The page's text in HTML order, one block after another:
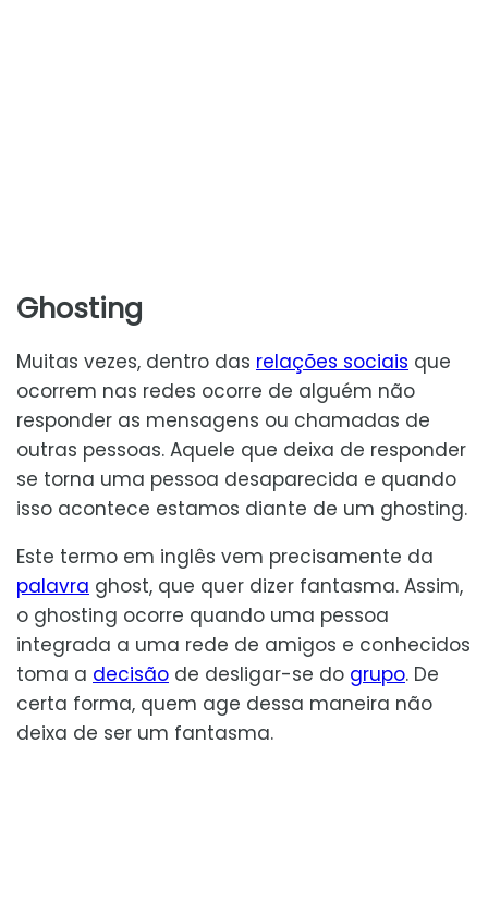
Ghosting
Muitas vezes, dentro das relações sociais que
ocorrem nas redes ocorre de alguém não
responder as mensagens ou chamadas de
outras pessoas. Aquele que deixa de responder
se torna uma pessoa desaparecida e quando
isso acontece estamos diante de um ghosting.
Este termo em inglês vem precisamente da
palavra ghost, que quer dizer fantasma. Assim,
o ghosting ocorre quando uma pessoa
integrada a uma rede de amigos e conhecidos
toma a decisão de desligar-se do grupo. De
certa forma, quem age dessa maneira não
deixa de ser um fantasma.